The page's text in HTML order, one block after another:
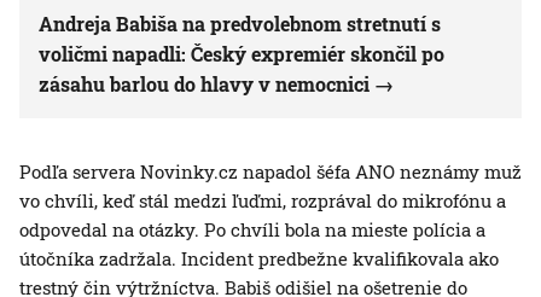
Andreja Babiša na predvolebnom stretnutí s
voličmi napadli: Český expremiér skončil po
zásahu barlou do hlavy v nemocnici
Podľa servera Novinky.cz napadol šéfa ANO neznámy muž
vo chvíli, keď stál medzi ľuďmi, rozprával do mikrofónu a
odpovedal na otázky. Po chvíli bola na mieste polícia a
útočníka zadržala. Incident predbežne kvalifikovala ako
trestný čin výtržníctva. Babiš odišiel na ošetrenie do